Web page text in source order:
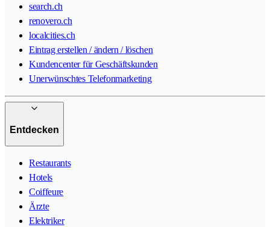
search.ch
renovero.ch
localcities.ch
Eintrag erstellen / ändern / löschen
Kundencenter für Geschäftskunden
Unerwünschtes Telefonmarketing
Entdecken
Restaurants
Hotels
Coiffeure
Ärzte
Elektriker